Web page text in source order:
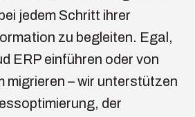
jedem Schritt ihrer
zu begleiten. Egal,
ERP einführen oder von
migrieren – wir unterstützen
der